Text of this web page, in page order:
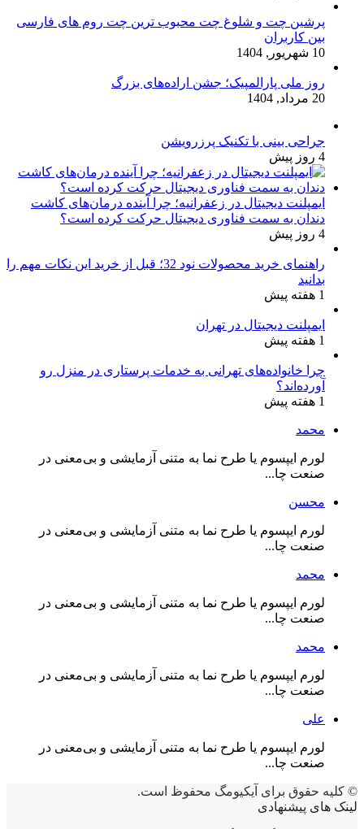
پرشین چت و شلوغ چت محبوب ترین چت روم های فارسی
بین کاربران
10 شهریور, 1404
روز ملی پارالمپیک؛ جشن اراده‌های بزرگ
20 مرداد, 1404
جراحی بینی با تکنیک پرزرویشن
4 روز پیش
ایمپلنت دیجیتال در زعفرانیه؛ چرا آینده درمان‌های کاشت
دندان به سمت فناوری دیجیتال حرکت کرده است؟
4 روز پیش
راهنمای خرید محصولات نود 32؛ قبل از خرید این نکات مهم را
بدانید
1 هفته پیش
ایمپلنت دیجیتال در تهران
1 هفته پیش
چرا خانواده‌های تهرانی به خدمات پرستاری در منزل رو
آورده‌اند؟
1 هفته پیش
محمد
لورم ایپسوم یا طرح‌ نما به متنی آزمایشی و بی‌معنی در
صنعت چا...
محسن
لورم ایپسوم یا طرح‌ نما به متنی آزمایشی و بی‌معنی در
صنعت چا...
محمد
لورم ایپسوم یا طرح‌ نما به متنی آزمایشی و بی‌معنی در
صنعت چا...
محمد
لورم ایپسوم یا طرح‌ نما به متنی آزمایشی و بی‌معنی در
صنعت چا...
علی
لورم ایپسوم یا طرح‌ نما به متنی آزمایشی و بی‌معنی در
صنعت چا...
© کلیه حقوق برای آیکیومگ محفوظ است.
لینک های پیشنهادی